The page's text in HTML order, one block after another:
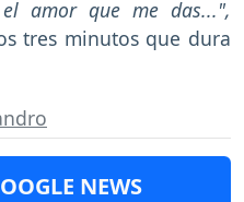
amor que me das...",
tres minutos que dura
NEWS